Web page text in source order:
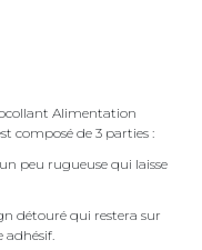
Alimentation
composé de 3 parties :
peu rugueuse qui laisse
détouré qui restera sur
adhésif.